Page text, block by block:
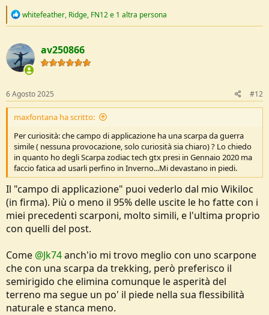
R
c
t
i
o
s
:
whitefeather, Ridge, FN12e 1 altra persona
av250866
6 Agosto 2025 #12
maxfontana ha scritto:
Per curiosità: che campo di applicazione ha una scarpa da guerra
simile ( nessuna provocazione, solo curiosità sia chiaro) ? Lo chiedo
in quanto ho degli Scarpa zodiac tech gtx presi in Gennaio 2020 ma
faccio fatica ad usarli perfino in Inverno...Mi devastano in piedi.
Il "campo di applicazione" puoi vederlo dal mio Wikiloc
(in firma). Più o meno il 95% delle uscite le ho fatte con i
miei precedenti scarponi, molto simili, e l'ultima proprio
con quelli del post.
Come @Jk74anch'io mi trovo meglio con uno scarpone
che con una scarpa da trekking, però preferisco il
semirigido che elimina comunque le asperità del
terreno ma segue un po' il piede nella sua flessibilità
naturale e stanca meno.